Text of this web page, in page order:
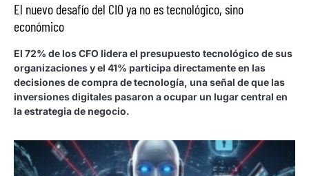
El nuevo desafío del CIO ya no es tecnológico, sino
económico
El 72% de los CFO lidera el presupuesto tecnológico de sus
organizaciones y el 41% participa directamente en las
decisiones de compra de tecnología, una señal de que las
inversiones digitales pasaron a ocupar un lugar central en
la estrategia de negocio.